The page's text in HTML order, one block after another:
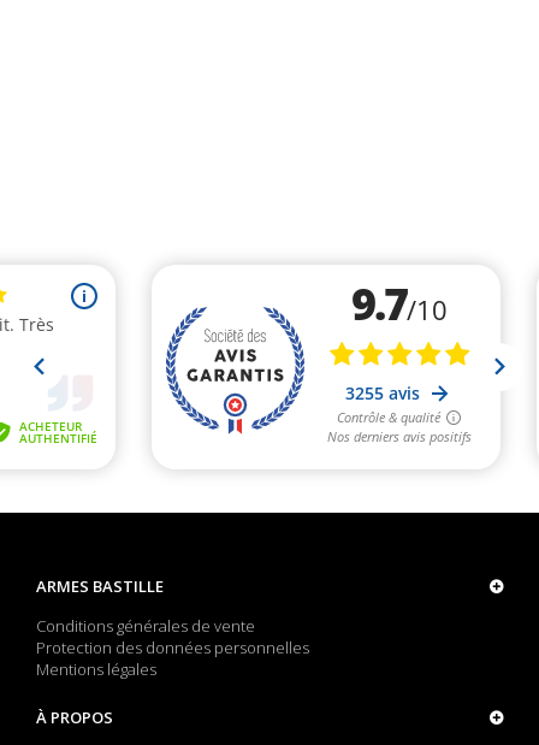
ARMES BASTILLE
Conditions générales de vente
Protection des données personnelles
Mentions légales
À PROPOS